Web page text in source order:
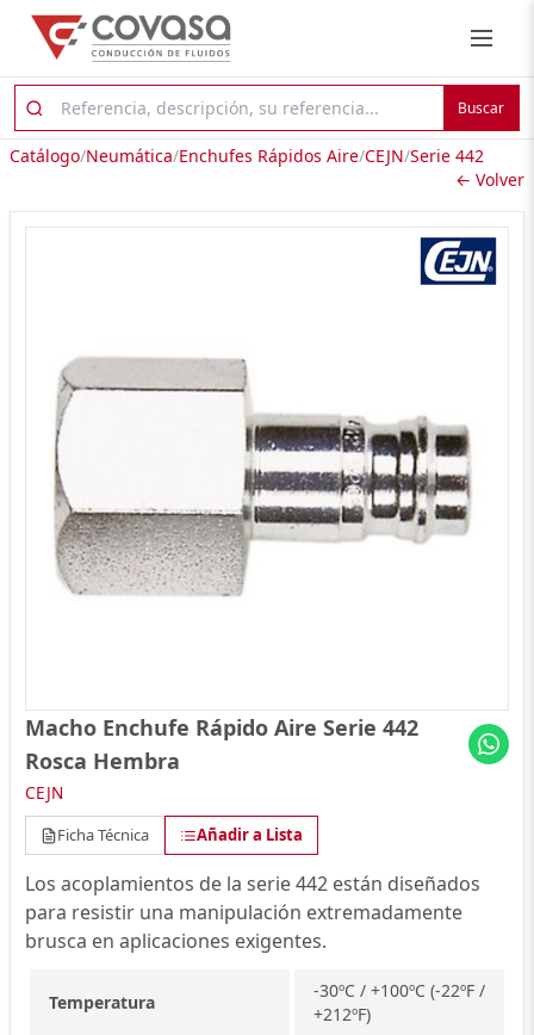
Buscar
Catálogo/Neumática/Enchufes Rápidos Aire/CEJN/Serie 442
← Volver
Macho Enchufe Rápido Aire Serie 442
Rosca Hembra
CEJN
Ficha Técnica Añadir a Lista
Los acoplamientos de la serie 442 están diseñados
para resistir una manipulación extremadamente
brusca en aplicaciones exigentes.
Temperatura
-30ºC / +100ºC (-22ºF /
+212ºF)